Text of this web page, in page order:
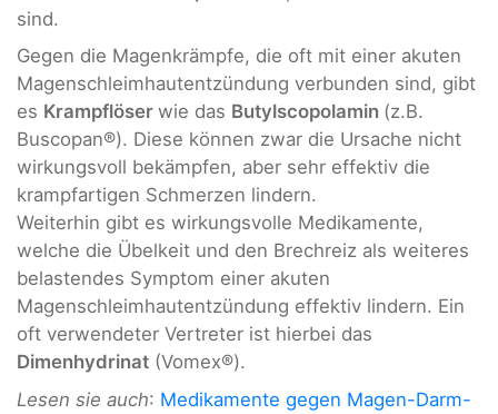
sind.
Gegen die Magenkrämpfe, die oft mit einer akuten
Magenschleimhautentzündung verbunden sind, gibt
es Krampflöser wie das Butylscopolamin (z.B.
Buscopan®). Diese können zwar die Ursache nicht
wirkungsvoll bekämpfen, aber sehr effektiv die
krampfartigen Schmerzen lindern.
Weiterhin gibt es wirkungsvolle Medikamente,
welche die Übelkeit und den Brechreiz als weiteres
belastendes Symptom einer akuten
Magenschleimhautentzündung effektiv lindern. Ein
oft verwendeter Vertreter ist hierbei das
Dimenhydrinat (Vomex®).
Lesen sie auch: Medikamente gegen Magen-Darm-